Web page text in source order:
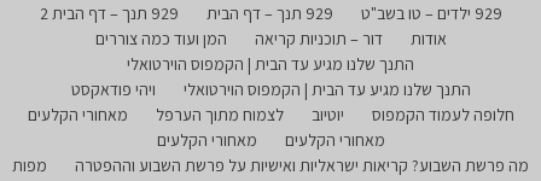
929 ילדים – טו בשב"ט
929 תנך – דף הבית
929 תנך – דף הבית 2
אודות
דור – תוכניות קריאה
המן ועוד כמה צוררים
התנך שלנו מגיע עד הבית | הקמפוס הוירטואלי
התנך שלנו מגיע עד הבית | הקמפוס הוירטואלי
ויהי פודאקסט
חלופה לעמוד הקמפוס
יוטיוב לצמוח מתוך הערפל
מאחורי הקלעים
מאחורי הקלעים
מאחורי הקלעים
מה פרשת השבוע? קריאות ישראליות ואישיות על פרשת השבוע וההפטרה
מפות